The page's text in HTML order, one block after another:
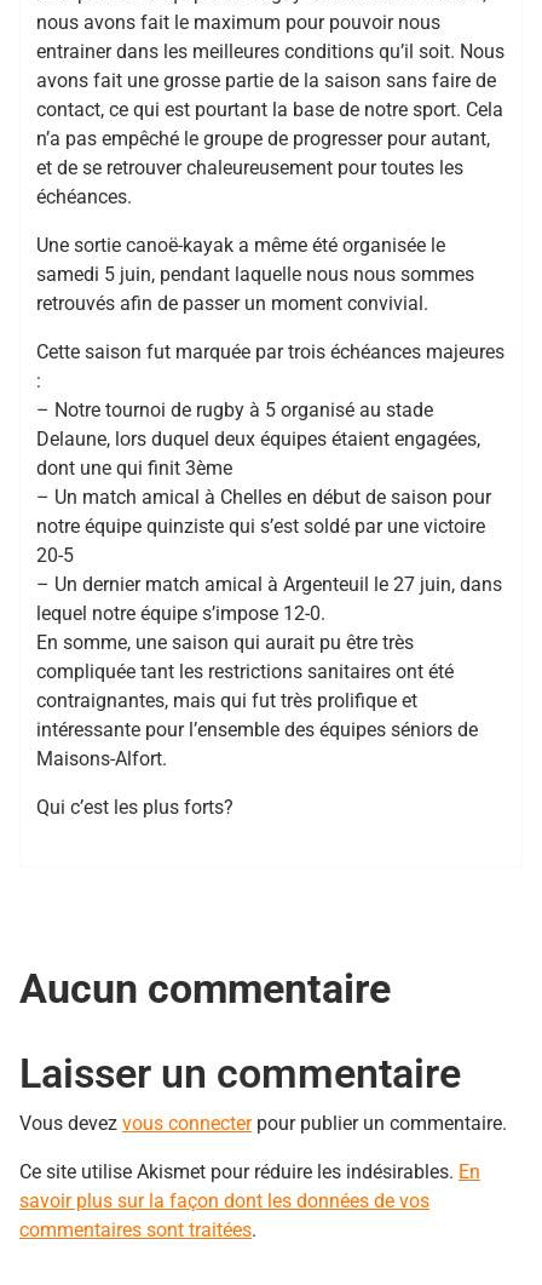
nous avons fait le maximum pour pouvoir nous
entrainer dans les meilleures conditions qu’il soit. Nous
avons fait une grosse partie de la saison sans faire de
contact, ce qui est pourtant la base de notre sport. Cela
n’a pas empêché le groupe de progresser pour autant,
et de se retrouver chaleureusement pour toutes les
échéances.
Une sortie canoë-kayak a même été organisée le
samedi 5 juin, pendant laquelle nous nous sommes
retrouvés afin de passer un moment convivial.
Cette saison fut marquée par trois échéances majeures
:
– Notre tournoi de rugby à 5 organisé au stade
Delaune, lors duquel deux équipes étaient engagées,
dont une qui finit 3ème
– Un match amical à Chelles en début de saison pour
notre équipe quinziste qui s’est soldé par une victoire
20-5
– Un dernier match amical à Argenteuil le 27 juin, dans
lequel notre équipe s’impose 12-0.
En somme, une saison qui aurait pu être très
compliquée tant les restrictions sanitaires ont été
contraignantes, mais qui fut très prolifique et
intéressante pour l’ensemble des équipes séniors de
Maisons-Alfort.
Qui c’est les plus forts?
Aucun commentaire
Laisser un commentaire
Vous devez vous connecterpour publier un commentaire.
Ce site utilise Akismet pour réduire les indésirables. En
savoir plus sur la façon dont les données de vos
commentaires sont traitées.